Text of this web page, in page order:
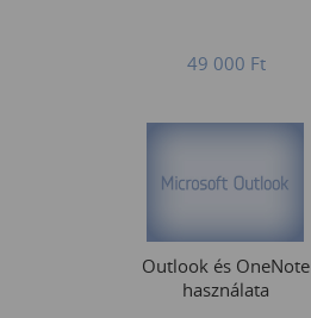
49 000 Ft
Outlook és OneNote
használata